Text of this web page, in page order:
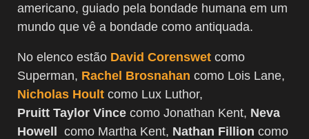
americano, guiado pela bondade humana em um
mundo que vê a bondade como antiquada.
No elenco estão David Corenswet como
Superman, Rachel Brosnahan como Lois Lane,
Nicholas Hoult como Lux Luthor,
Pruitt Taylor Vince como Jonathan Kent, Neva
Howell como Martha Kent, Nathan Fillion como